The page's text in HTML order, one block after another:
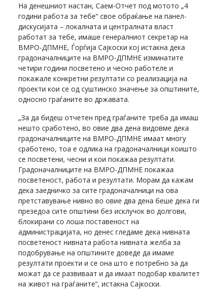
На денешниот настан, Саем-Отчет под мотото „4
години работа за тебе“ свое обраќање на панел-
дискусијата – локалната и централната власт
работат за тебе, имаше генералниот секретар на
ВМРО-ДПМНЕ, Ѓорѓија Сајкоски кој истакна дека
градоначалниците на ВМРО-ДПМНЕ изминатите
четири години посветено и чесно работеле и
покажале конкретни резултати со реализација на
проекти кои се од суштинско значење за општините,
односно граѓаните во државата.
„За да бидеш отчетен пред граѓаните треба да имаш
нешто сработено, во овие два дена видовме дека
градоначалниците на ВМРО-ДПМНЕ имаат многу
сработено, тоа е одлика на градоначалници коишто
се посветени, чесни и кои покажаа резултати.
Градоначалниците на ВМРО-ДПМНЕ покажаа
посветеност, работа и резултати. Морам да кажам
дека заедничко за сите градоначалници на ова
претставување нивно во овие два дена беше дека ги
презедоа сите општини без исклучок во долгови,
блокирани со лоша поставеност на
администрацијата, но денес гледаме дека нивната
посветеност нивната работа нивната желба за
подобрување на општините доведе да имаме
резултати проекти и се она што е потребно за да
можат да се развиваат и да имаат подобар квалитет
на живот на граѓаните“, истакна Сајкоски.